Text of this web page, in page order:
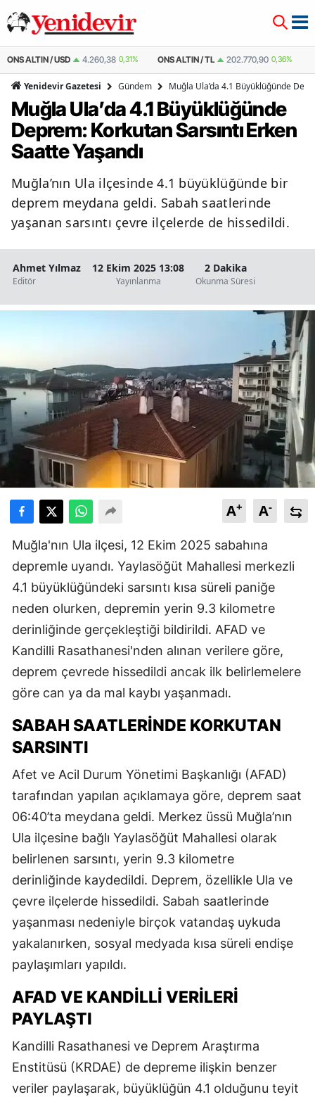
ONS ALTIN / USD 4.260,38 0,31% ONS ALTIN / TL 202.770,90 0,36%
Yenidevir Gazetesi Gündem Muğla Ula’da 4.1 Büyüklüğünde
Muğla Ula’da 4.1 Büyüklüğünde
Deprem: Korkutan Sarsıntı Erken
Saatte Yaşandı
Muğla’nın Ula ilçesinde 4.1 büyüklüğünde bir
deprem meydana geldi. Sabah saatlerinde
yaşanan sarsıntı çevre ilçelerde de hissedildi.
Ahmet Yılmaz
Editör
12 Ekim 2025 13:08
Yayınlanma
2 Dakika
Okunma Süresi
A+ A-
Muğla'nın Ula ilçesi, 12 Ekim 2025 sabahına
depremle uyandı. Yaylasöğüt Mahallesi merkezli
4.1 büyüklüğündeki sarsıntı kısa süreli paniğe
neden olurken, depremin yerin 9.3 kilometre
derinliğinde gerçekleştiği bildirildi. AFAD ve
Kandilli Rasathanesi'nden alınan verilere göre,
deprem çevrede hissedildi ancak ilk belirlemelere
göre can ya da mal kaybı yaşanmadı.
SABAH SAATLERINDE KORKUTAN
SARSINTI
Afet ve Acil Durum Yönetimi Başkanlığı (AFAD)
tarafından yapılan açıklamaya göre, deprem saat
06:40’ta meydana geldi. Merkez üssü Muğla’nın
Ula ilçesine bağlı Yaylasöğüt Mahallesi olarak
belirlenen sarsıntı, yerin 9.3 kilometre
derinliğinde kaydedildi. Deprem, özellikle Ula ve
çevre ilçelerde hissedildi. Sabah saatlerinde
yaşanması nedeniyle birçok vatandaş uykuda
yakalanırken, sosyal medyada kısa süreli endişe
paylaşımları yapıldı.
AFAD VE KANDILLI VERILERI
PAYLAŞTI
Kandilli Rasathanesi ve Deprem Araştırma
Enstitüsü (KRDAE) de depreme ilişkin benzer
veriler paylaşarak, büyüklüğün 4.1 olduğunu teyit